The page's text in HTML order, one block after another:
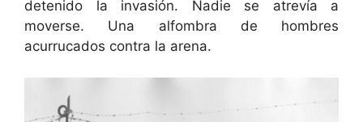
detenido la invasión. Nadie se atrevía a
moverse. Una alfombra de hombres
acurrucados contra la arena.